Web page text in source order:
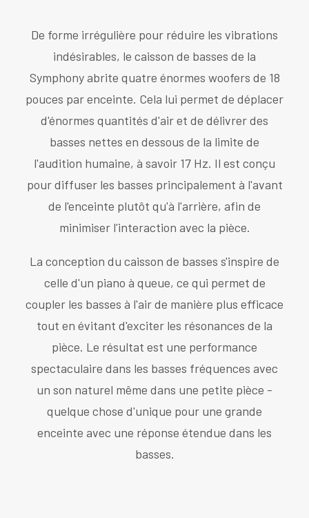
De forme irrégulière pour réduire les vibrations
indésirables, le caisson de basses de la
Symphony abrite quatre énormes woofers de 18
pouces par enceinte. Cela lui permet de déplacer
d'énormes quantités d'air et de délivrer des
basses nettes en dessous de la limite de
l'audition humaine, à savoir 17 Hz. Il est conçu
pour diffuser les basses principalement à l'avant
de l'enceinte plutôt qu'à l'arrière, afin de
minimiser l'interaction avec la pièce.
La conception du caisson de basses s'inspire de
celle d'un piano à queue, ce qui permet de
coupler les basses à l'air de manière plus efficace
tout en évitant d'exciter les résonances de la
pièce. Le résultat est une performance
spectaculaire dans les basses fréquences avec
un son naturel même dans une petite pièce -
quelque chose d'unique pour une grande
enceinte avec une réponse étendue dans les
basses.